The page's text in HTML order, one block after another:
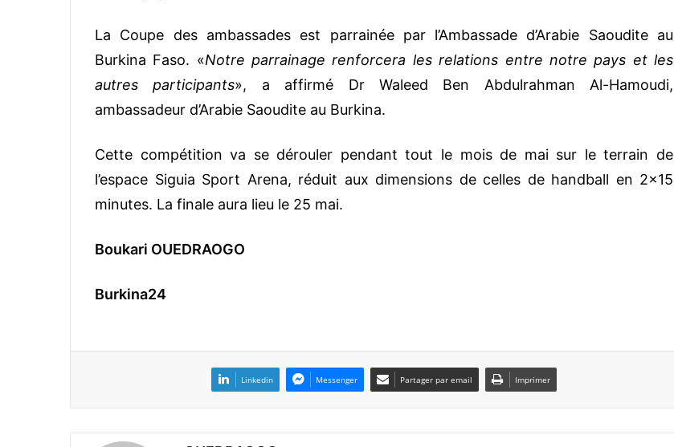
La Coupe des ambassades est parrainée par l’Ambassade d’Arabie Saoudite au
Burkina Faso. «Notre parrainage renforcera les relations entre notre pays et les
autres participants», a affirmé Dr Waleed Ben Abdulrahman Al-Hamoudi,
ambassadeur d’Arabie Saoudite au Burkina.
Cette compétition va se dérouler pendant tout le mois de mai sur le terrain de
l’espace Siguia Sport Arena, réduit aux dimensions de celles de handball en 2×15
minutes. La finale aura lieu le 25 mai.
Boukari OUEDRAOGO
Burkina24
Linkedin Messenger Partager par email Imprimer